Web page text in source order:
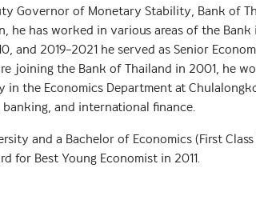
Governor of Monetary Stability, Bank of
he has worked in various areas of the
and 2019–2021 he served as Senior
joining the Bank of Thailand in 2001, he
in the Economics Department at
and international finance.
and a Bachelor of Economics (First
for Best Young Economist in 2011.